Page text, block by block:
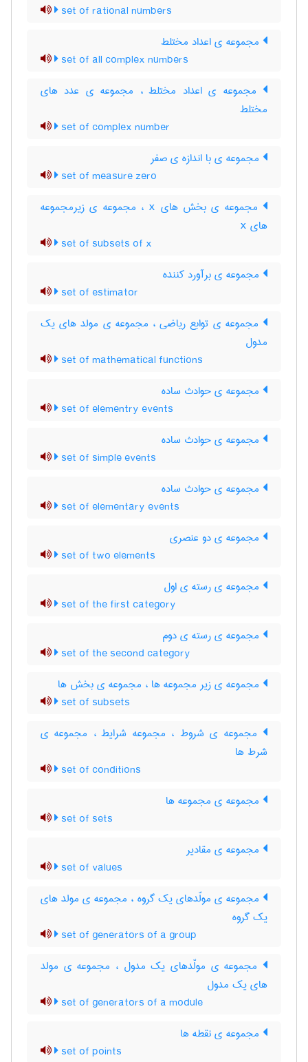
set of rational numbers
مجموعه ی اعداد مختلط
set of all complex numbers
مجموعه ی اعداد مختلط ، مجموعه ی عدد های
مختلط
set of complex number
مجموعه ی با اندازه ی صفر
set of measure zero
مجموعه ی بخش های x ، مجموعه ی زیرمجموعه
های x
set of subsets of x
مجموعه ی برآورد کننده
set of estimator
مجموعه ی توابع ریاضی ، مجموعه ی مولد های یک
مدول
set of mathematical functions
مجموعه ی حوادث ساده
set of elementry events
مجموعه ی حوادث ساده
set of simple events
مجموعه ی حوادث ساده
set of elementary events
مجموعه ی دو عنصری
set of two elements
مجموعه ی رسته ی اول
set of the first category
مجموعه ی رسته ی دوم
set of the second category
مجموعه ی زیر مجموعه ها ، مجموعه ی بخش ها
set of subsets
مجموعه ی شروط ، مجموعه شرایط ، مجموعه ی
شرط ها
set of conditions
مجموعه ی مجموعه ها
set of sets
مجموعه ی مقادیر
set of values
مجموعه ی مولّدهای یک گروه ، مجموعه ی مولد های
یک گروه
set of generators of a group
مجموعه ی مولّدهای یک مدول ، مجموعه ی مولد
های یک مدول
set of generators of a module
مجموعه ی نقطه ها
set of points